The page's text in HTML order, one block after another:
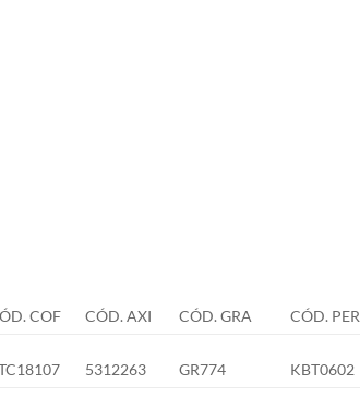
COF CÓD. AXI CÓD. GRA CÓD. PER
5312263 GR774 KBT0602